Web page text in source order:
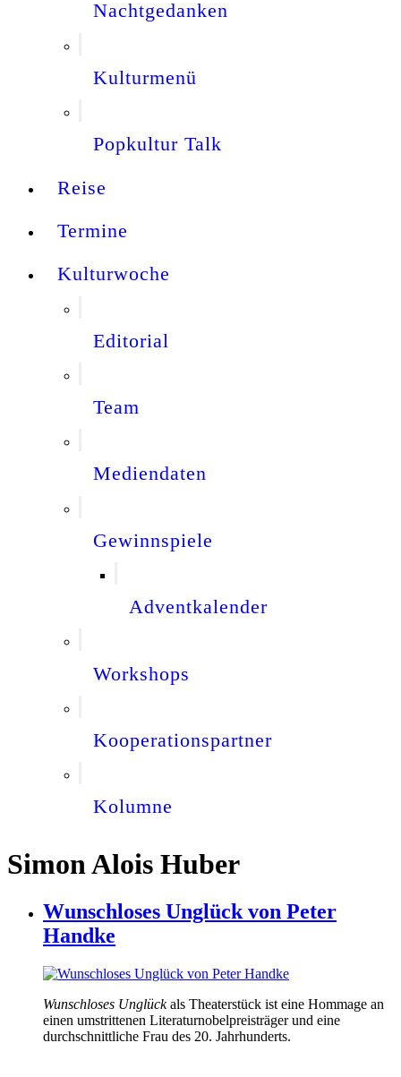
Nachtgedanken
Kulturmenü
Popkultur Talk
Reise
Termine
Kulturwoche
Editorial
Team
Mediendaten
Gewinnspiele
Adventkalender
Workshops
Kooperationspartner
Kolumne
Simon Alois Huber
Wunschloses Unglück von Peter
Handke
Wunschloses Unglückals Theaterstück ist eine Hommage an
einen umstrittenen Literaturnobelpreisträger und eine
durchschnittliche Frau des 20. Jahrhunderts.